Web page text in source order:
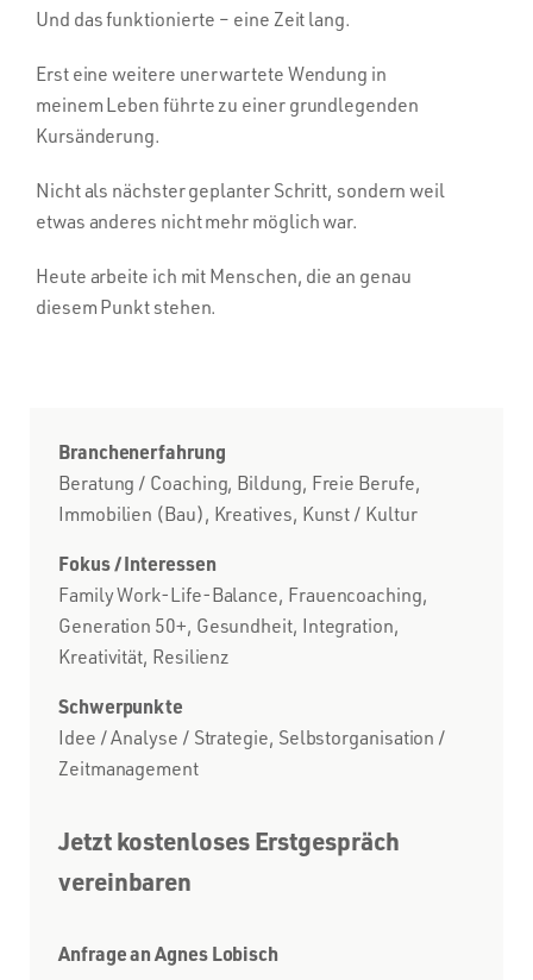
Und das funktionierte – eine Zeit lang.
Erst eine weitere unerwartete Wendung in
meinem Leben führte zu einer grundlegenden
Kursänderung.
Nicht als nächster geplanter Schritt, sondern weil
etwas anderes nicht mehr möglich war.
Heute arbeite ich mit Menschen, die an genau
diesem Punkt stehen.
Branchenerfahrung
Beratung / Coaching, Bildung, Freie Berufe,
Immobilien (Bau), Kreatives, Kunst / Kultur
Fokus / Interessen
Family Work-Life-Balance, Frauencoaching,
Generation 50+, Gesundheit, Integration,
Kreativität, Resilienz
Schwerpunkte
Idee / Analyse / Strategie, Selbstorganisation /
Zeitmanagement
Jetzt kostenloses Erstgespräch
vereinbaren
Anfrage an Agnes Lobisch